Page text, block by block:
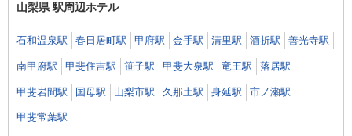
山梨県 駅周辺ホテル
石和温泉駅 春日居町駅 甲府駅 金手駅 清里駅 酒折駅 善光寺駅
南甲府駅 甲斐住吉駅 笹子駅 甲斐大泉駅 竜王駅 落居駅
甲斐岩間駅 国母駅 山梨市駅 久那土駅 身延駅 市ノ瀬駅
甲斐常葉駅